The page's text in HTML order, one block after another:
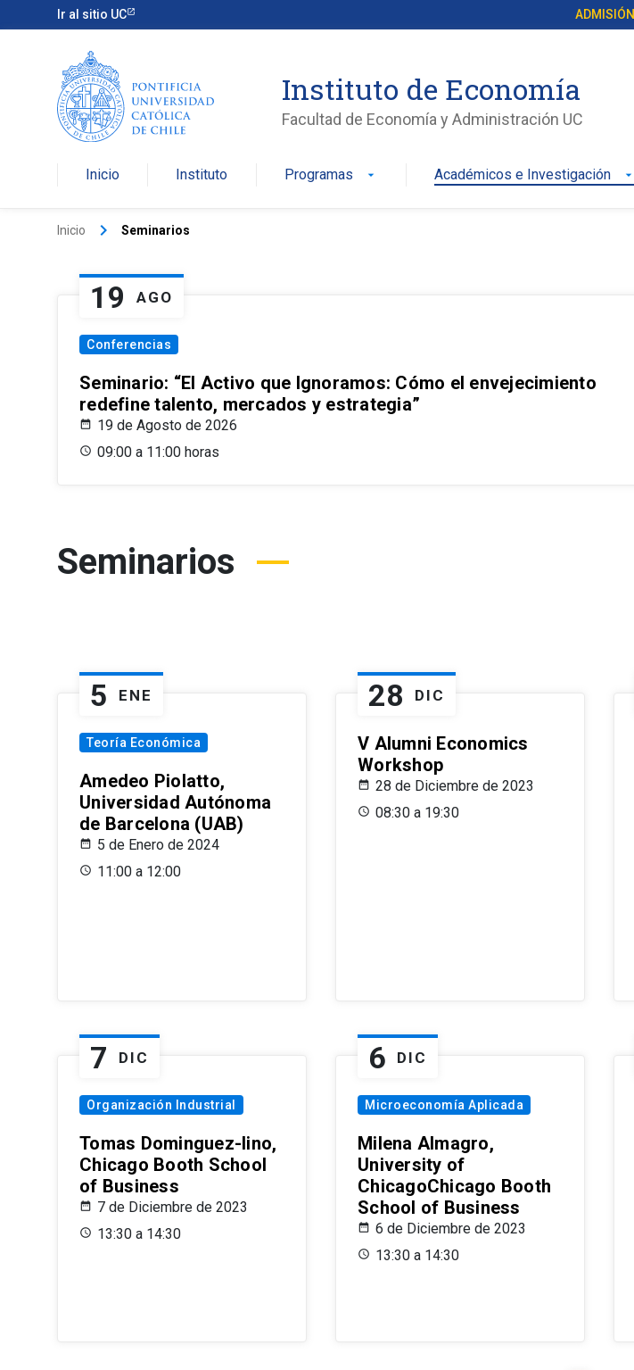
Ir al sitio UC ADMISIÓN
Instituto de Economía
Facultad de Economía y Administración UC
Inicio Instituto Programas arrow_drop_down Académicos e Investigación arrow_drop_down
Inicio keyboard_arrow_right Seminarios
19 AGO
Conferencias
Seminario: “El Activo que Ignoramos: Cómo el envejecimiento
redefine talento, mercados y estrategia”
19 de Agosto de 2026
09:00 a 11:00 horas
Seminarios
5 ENE
Teoría Económica
Amedeo Piolatto,
Universidad Autónoma
de Barcelona (UAB)
5 de Enero de 2024
11:00 a 12:00
28 DIC
V Alumni Economics
Workshop
28 de Diciembre de 2023
08:30 a 19:30
7 DIC
Organización Industrial
Tomas Dominguez-Iino,
Chicago Booth School
of Business
7 de Diciembre de 2023
13:30 a 14:30
6 DIC
Microeconomía Aplicada
Milena Almagro,
University of
ChicagoChicago Booth
School of Business
6 de Diciembre de 2023
13:30 a 14:30